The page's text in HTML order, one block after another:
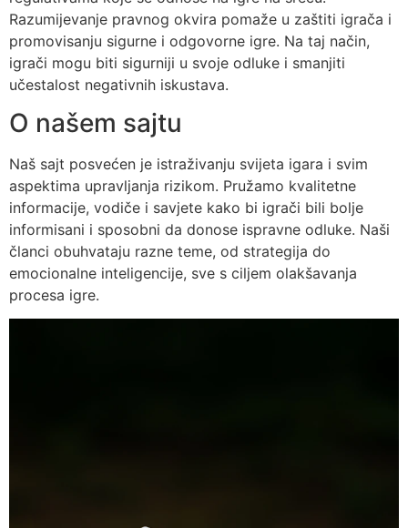
Razumijevanje pravnog okvira pomaže u zaštiti igrača i
promovisanju sigurne i odgovorne igre. Na taj način,
igrači mogu biti sigurniji u svoje odluke i smanjiti
učestalost negativnih iskustava.
O našem sajtu
Naš sajt posvećen je istraživanju svijeta igara i svim
aspektima upravljanja rizikom. Pružamo kvalitetne
informacije, vodiče i savjete kako bi igrači bili bolje
informisani i sposobni da donose ispravne odluke. Naši
članci obuhvataju razne teme, od strategija do
emocionalne inteligencije, sve s ciljem olakšavanja
procesa igre.